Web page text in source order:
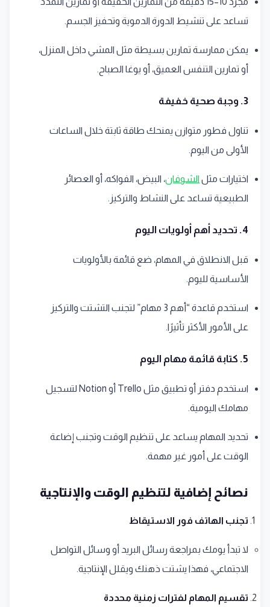
تساعد على تنشيط الدورة الدموية وتحفيز الجسم.
يمكن ممارسة تمارين بسيطة مثل المشي داخل المنزل،
أو تمارين التنفس العميق، أو يوغا الصباح.
3. وجبة صحية خفيفة
تناول فطور متوازن يمنحك طاقة ثابتة خلال الساعات
الأولى من اليوم.
اختيارات مثل الشوفان، البيض، الفواكه، أو العصائر
الطبيعية تساعد على النشاط والتركيز.
4. تحديد أهم أولويات اليوم
قبل الانطلاق في المهام، ضع قائمة بالأولويات
الأساسية لليوم.
استخدم قاعدة “أهم 3 مهام” لتجنب التشتت والتركيز
على الأمور الأكثر تأثيرًا.
5. كتابة قائمة مهام اليوم
استخدم دفتر أو تطبيق مثل Trello أو Notion لتسجيل
مهامك اليومية.
تحديد المهام يساعد على تنظيم الوقت وتجنب إضاعة
الوقت على أمور غير مهمة.
نصائح إضافية لتنظيم الوقت والإنتاجية
تجنب الهاتف فور الاستيقاظ
لا تبدأ يومك بمراجعة رسائل البريد أو وسائل التواصل
الاجتماعي، فهذا يشتت ذهنك ويقلل الإنتاجية.
تقسيم المهام لفترات زمنية محددة